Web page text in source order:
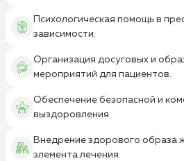
Психологическая помощь в
зависимости.
Организация досуговых и
мероприятий для пациентов.
Обеспечение безопасной и
выздоровления.
Внедрение здорового образа
элемента лечения.